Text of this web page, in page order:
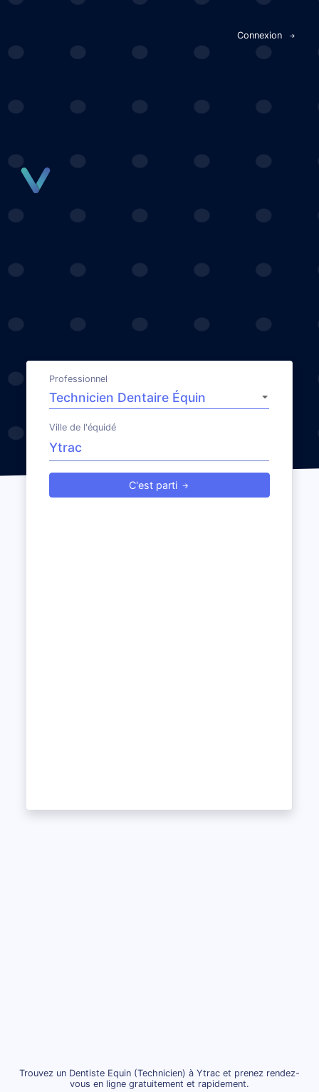
Connexion
Professionnel
Ville de l'équidé
C'est parti
Trouvez un Dentiste Equin (Technicien) à Ytrac et prenez rendez-
vous en ligne gratuitement et rapidement.